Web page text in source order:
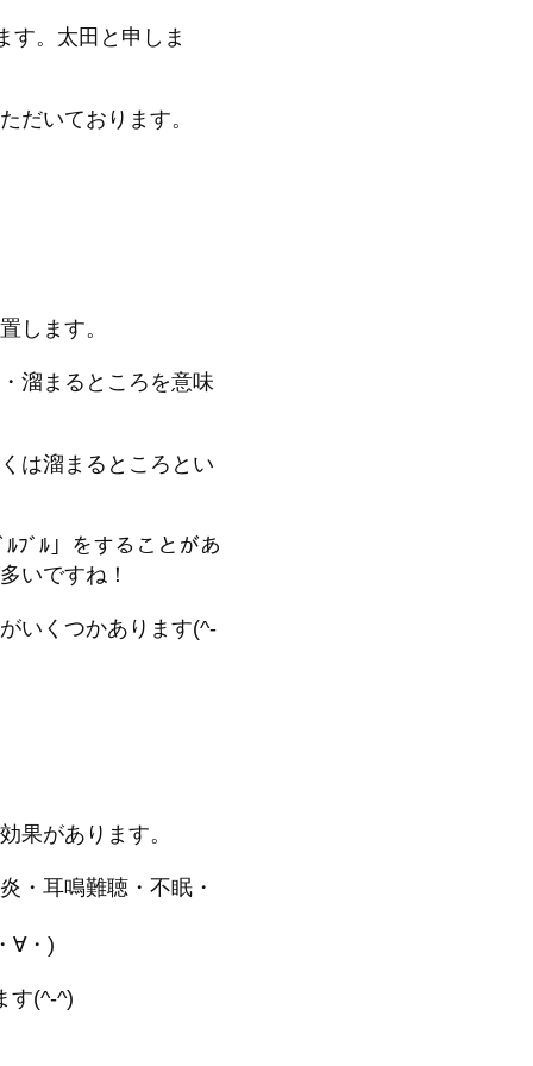
す。太田と申しま
だいております。
します。
溜まるところを意味
は溜まるところとい
ﾌﾞﾙ」をすることがあ
いですね！
いくつかあります(^-
果があります。
・耳鳴難聴・不眠・
∀・)
す(^-^)